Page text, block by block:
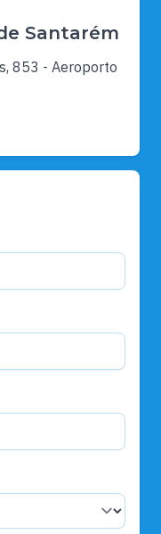
Santarém
853 - Aeroporto